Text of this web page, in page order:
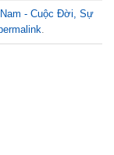
- Cuộc Đời, Sự